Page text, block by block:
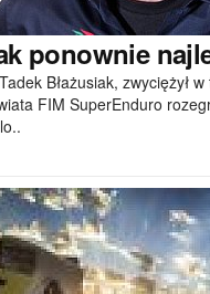
ponownie
Błażusiak, zwyciężył
FIM SuperEnduro